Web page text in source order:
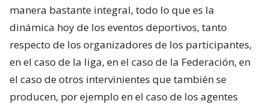
manera bastante integral, todo lo que es la
dinámica hoy de los eventos deportivos, tanto
respecto de los organizadores de los participantes,
en el caso de la liga, en el caso de la Federación, en
el caso de otros intervinientes que también se
producen, por ejemplo en el caso de los agentes